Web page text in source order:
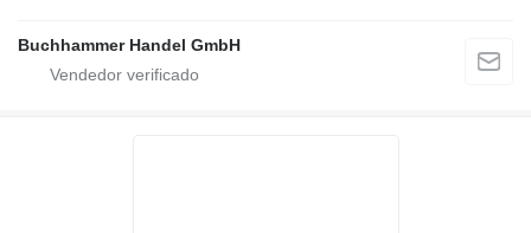
Buchhammer Handel GmbH